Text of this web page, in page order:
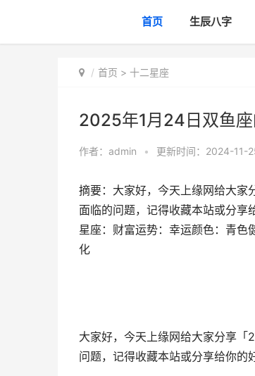
首页 生辰八字
首页 > 十二星座
2025年1月24日双鱼
作者： admin • 更新时间：2024-11-
摘要：大家好，今天上缘网给大
面临的问题，记得收藏本站或分
星座：财富运势：幸运颜色：青
化
大家好，今天上缘网给大家分享
问题，记得收藏本站或分享给你的